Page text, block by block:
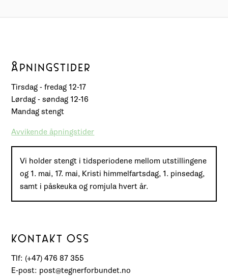
ÅPNINGSTIDER
Tirsdag - fredag 12-17
Lørdag - søndag 12-16
Mandag stengt
Avvikende åpningstider
Vi holder stengt i tidsperiodene mellom utstillingene
og 1. mai, 17. mai, Kristi himmelfartsdag, 1. pinsedag,
samt i påskeuka og romjula hvert år.
KONTAKT OSS
Tlf: (+47) 476 87 355
E-post: post@tegnerforbundet.no